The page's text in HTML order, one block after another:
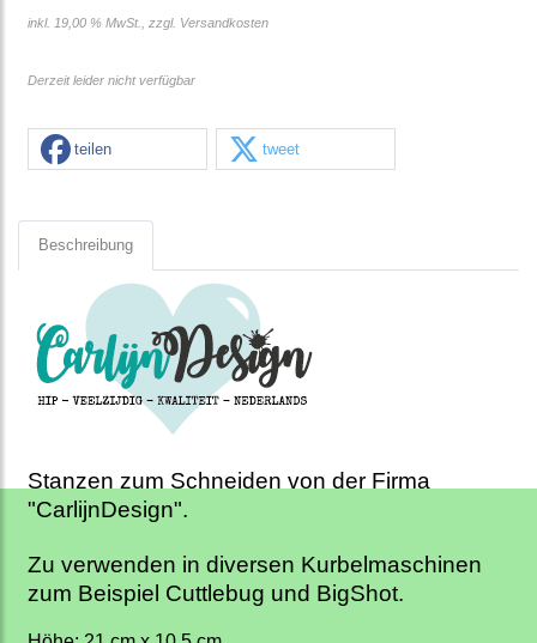
inkl. 19,00 % MwSt., zzgl. Versandkosten
Derzeit leider nicht verfügbar
teilen tweet
Beschreibung
Stanzen zum Schneiden von der Firma
"CarlijnDesign".
Zu verwenden in diversen Kurbelmaschinen
zum Beispiel Cuttlebug und BigShot.